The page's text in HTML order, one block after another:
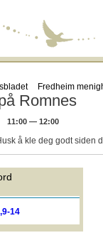
Fredheim
Romnes
11:00 — 12:00
å kle deg godt siden
14